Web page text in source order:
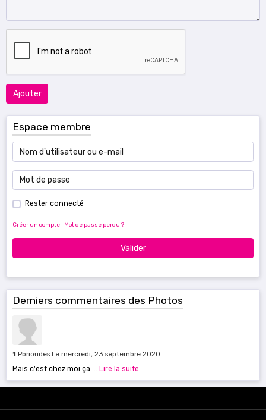
Ajouter
Espace membre
Rester connecté
Créer un compte Mot de passe perdu ?
Valider
Derniers commentaires des Photos
1 Pbrioudes Le mercredi, 23 septembre 2020
Mais c'est chez moi ça ... Lire la suite